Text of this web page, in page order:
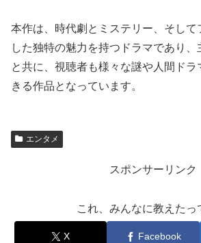
本作は、時代劇とミステリー、そして
した独特の魅力を持つドラマであり
と共に、視聴者も様々な謎や人間ド
きる作品となっています。
エンタメ
スポンサーリンク
これ、みんなに教えたっ
X Facebook